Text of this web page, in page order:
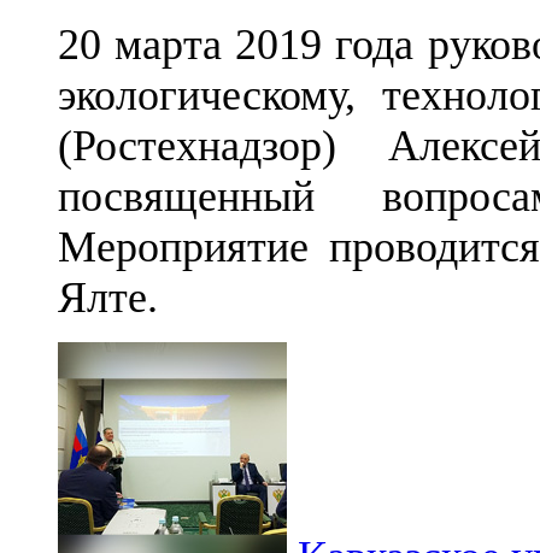
20 марта 2019 года
экологическому,
(Ростехнадзор)
посвященный
Мероприятие
Ялте.